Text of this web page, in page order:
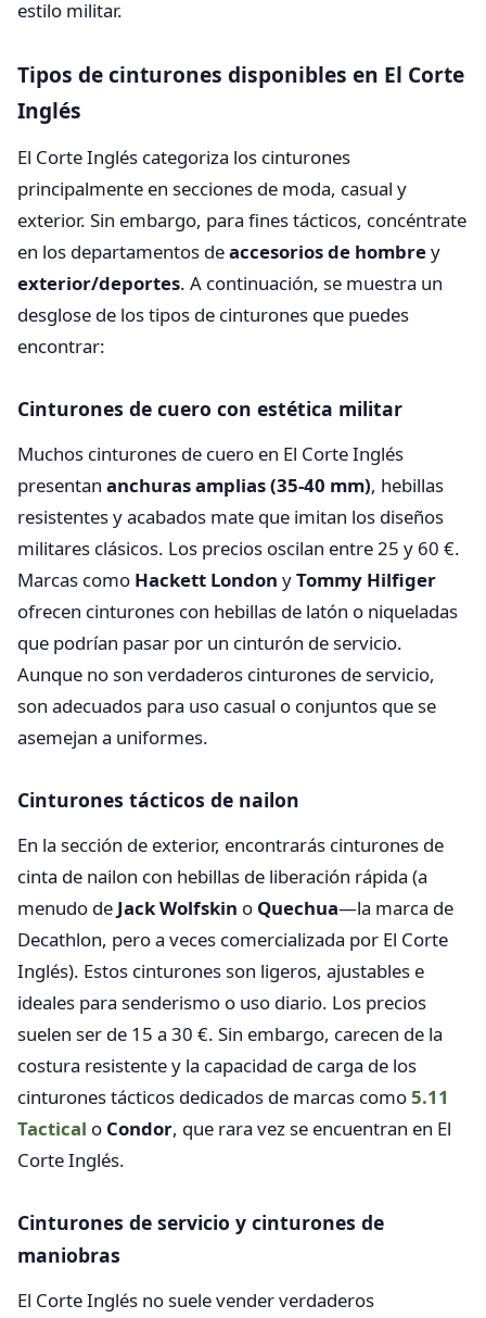
estilo militar.
Tipos de cinturones disponibles en El Corte
Inglés
El Corte Inglés categoriza los cinturones
principalmente en secciones de moda, casual y
exterior. Sin embargo, para fines tácticos, concéntrate
en los departamentos deaccesorios de hombrey
exterior/deportes. A continuación, se muestra un
desglose de los tipos de cinturones que puedes
encontrar:
Cinturones de cuero con estética militar
Muchos cinturones de cuero en El Corte Inglés
presentan anchuras amplias (35-40 mm), hebillas
resistentes y acabados mate que imitan los diseños
militares clásicos. Los precios oscilan entre 25 y 60 €.
Marcas como Hackett London yTommy Hilfiger
ofrecen cinturones con hebillas de latón o niqueladas
que podrían pasar por un cinturón de servicio.
Aunque no son verdaderos cinturones de servicio,
son adecuados para uso casual o conjuntos que se
asemejan a uniformes.
Cinturones tácticos de nailon
En la sección de exterior, encontrarás cinturones de
cinta de nailon con hebillas de liberación rápida (a
menudo de Jack Wolfskin o Quechua—la marca de
Decathlon, pero a veces comercializada por El Corte
Inglés). Estos cinturones son ligeros, ajustables e
ideales para senderismo o uso diario. Los precios
suelen ser de 15 a 30 €. Sin embargo, carecen de la
costura resistente y la capacidad de carga de los
cinturones tácticos dedicados de marcas como5.11
Tactical o Condor, que rara vez se encuentran en El
Corte Inglés.
Cinturones de servicio y cinturones de
maniobras
El Corte Inglés no suele vender verdaderos